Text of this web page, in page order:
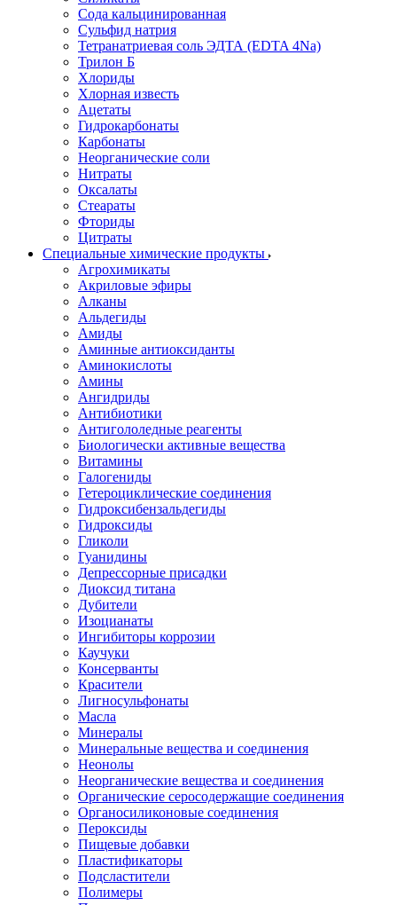
Сода кальцинированная
Сульфид натрия
Тетранатриевая соль ЭДТА (EDTA 4Na)
Трилон Б
Хлориды
Хлорная известь
Ацетаты
Гидрокарбонаты
Карбонаты
Неорганические соли
Нитраты
Оксалаты
Стеараты
Фториды
Цитраты
Специальные химические продукты
Агрохимикаты
Акриловые эфиры
Алканы
Альдегиды
Амиды
Аминные антиоксиданты
Аминокислоты
Амины
Ангидриды
Антибиотики
Антигололедные реагенты
Биологически активные вещества
Витамины
Галогениды
Гетероциклические соединения
Гидроксибензальдегиды
Гидроксиды
Гликоли
Гуанидины
Депрессорные присадки
Диоксид титана
Дубители
Изоцианаты
Ингибиторы коррозии
Каучуки
Консерванты
Красители
Лигносульфонаты
Масла
Минералы
Минеральные вещества и соединения
Неонолы
Неорганические вещества и соединения
Органические серосодержащие соединения
Органосиликоновые соединения
Пероксиды
Пищевые добавки
Пластификаторы
Подсластители
Полимеры